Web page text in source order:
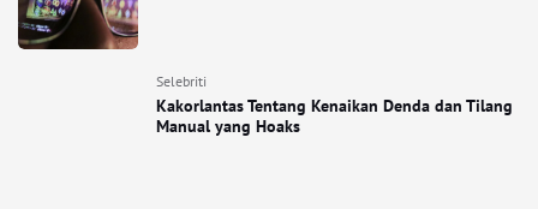
Selebriti
Kakorlantas Tentang Kenaikan Denda dan Tilang
Manual yang Hoaks